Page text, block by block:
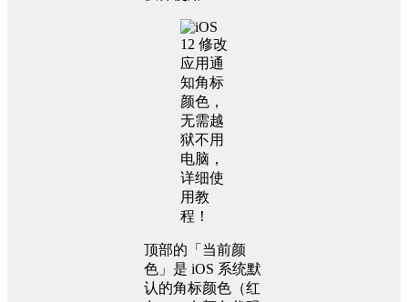
顶部的「当前颜
色」是 iOS 系统默
认的角标颜色（红